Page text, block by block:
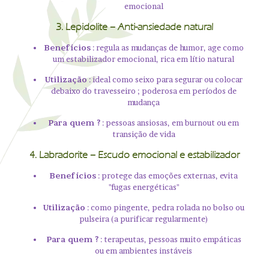
emocional
3.Lepidolite– Anti-ansiedade natural
Benefícios: regula as mudanças de humor, age como
um estabilizador emocional, rica em lítio natural
Utilização: ideal como seixo para segurar ou colocar
debaixo do travesseiro ; poderosa em períodos de
mudança
Para quem ? : pessoas ansiosas, em burnout ou em
transição de vida
4. Labradorite– Escudo emocional e estabilizador
Benefícios : protege das emoções externas, evita
"fugas energéticas"
Utilização : como pingente, pedra rolada no bolso ou
pulseira (a purificar regularmente)
Para quem ?: terapeutas, pessoas muito empáticas
ou em ambientes instáveis